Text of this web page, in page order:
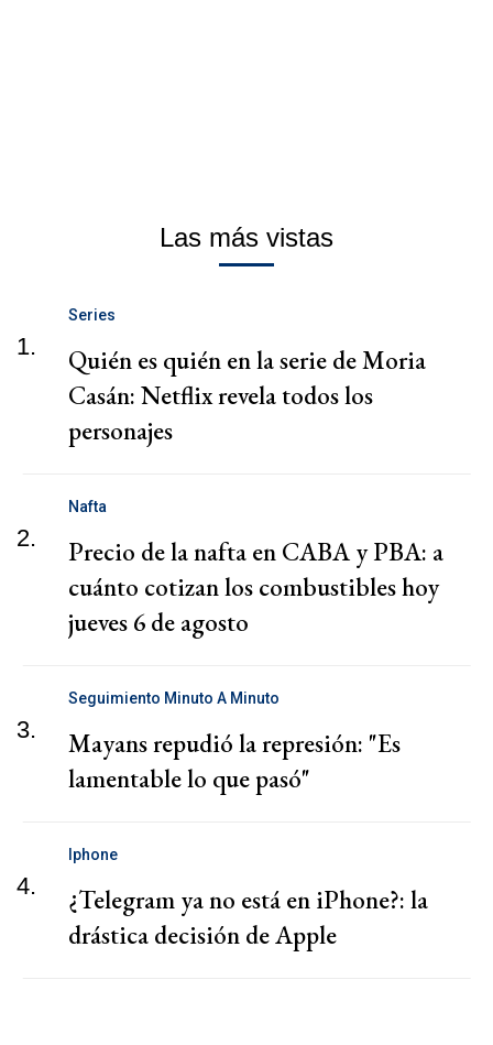
Las más vistas
1.
Series
Quién es quién en la serie de Moria
Casán: Netflix revela todos los
personajes
2.
Nafta
Precio de la nafta en CABA y PBA: a
cuánto cotizan los combustibles hoy
jueves 6 de agosto
3.
Seguimiento Minuto A Minuto
Mayans repudió la represión: "Es
lamentable lo que pasó"
4.
Iphone
¿Telegram ya no está en iPhone?: la
drástica decisión de Apple